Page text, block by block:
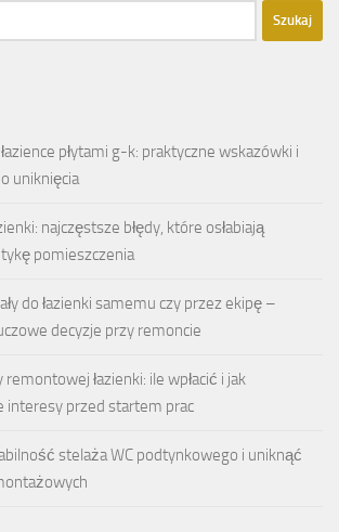
płytami g-k: praktyczne wskazówki i
uniknięcia
najczęstsze błędy, które osłabiają
pomieszczenia
do łazienki samemu czy przez ekipę –
decyzje przy remoncie
remontowej łazienki: ile wpłacić i jak
interesy przed startem prac
stelaża WC podtynkowego i uniknąć